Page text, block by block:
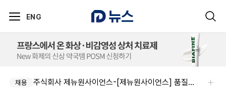
ENG
채용 주식회사 제뉴원사이언스-[제뉴원사이언스] 품질관리약사 모집(경력무관)